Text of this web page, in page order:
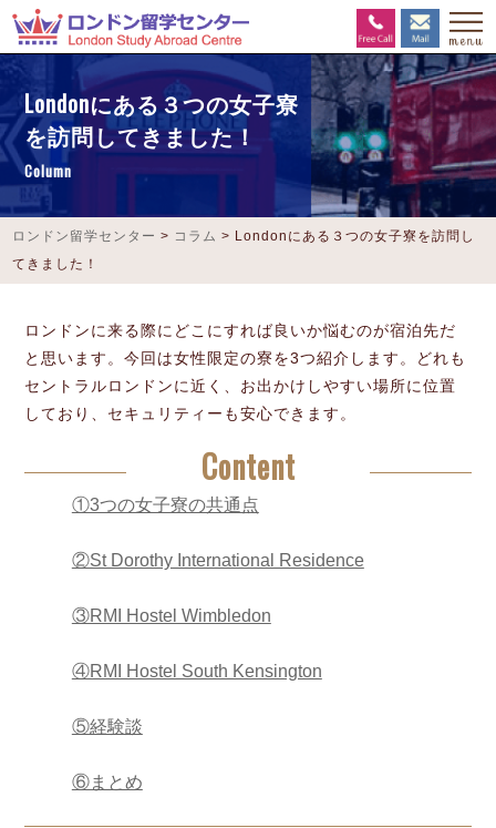
Londonにある３つの女子寮
を訪問してきました！
Column
ロンドン留学センター > コラム > Londonにある３つの女子寮を訪問し
てきました！
ロンドンに来る際にどこにすれば良いか悩むのが宿泊先だ
と思います。今回は女性限定の寮を3つ紹介します。どれも
セントラルロンドンに近く、お出かけしやすい場所に位置
しており、セキュリティーも安心できます。
Content
①3つの女子寮の共通点
②St Dorothy International Residence
③RMI Hostel Wimbledon
④RMI Hostel South Kensington
⑤経験談
⑥まとめ